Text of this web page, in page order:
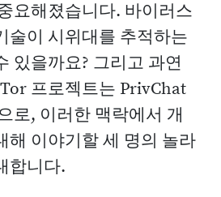
요해졌습니다. 바이러스
술이 시위대를 추적하는
있을까요? 그리고 과연
프로젝트는 PrivChat
로, 이러한 맥락에서 개
해 이야기할 세 명의 놀라
합니다.